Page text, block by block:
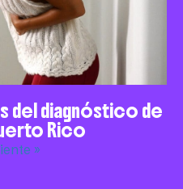
del diagnóstico de
Rico
»